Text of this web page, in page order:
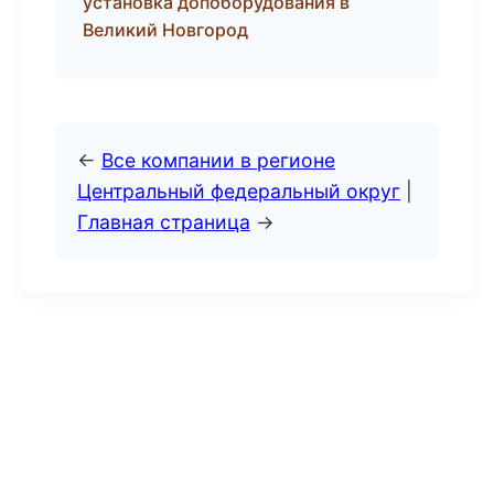
Великий Новгород
← Все компании в регионе
Центральный федеральный округ
Главная страница →